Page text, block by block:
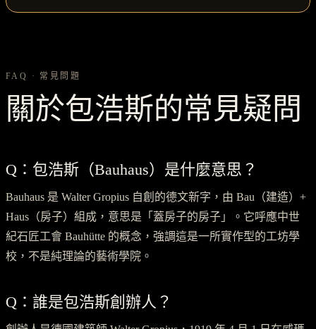
FAQ · 常見問題
關於包浩斯的常見疑問
Q：包浩斯（Bauhaus）是什麼意思？
Bauhaus 是 Walter Gropius 自創的德文新字，由 Bau（建造）+
Haus（房子）組成，意思是「蓋房子的房子」。它呼應中世
紀石匠工會 Bauhütte 的概念，強調這是一所實作型的工坊學
校，不是純理論的藝術學院。
Q：誰是包浩斯創辦人？